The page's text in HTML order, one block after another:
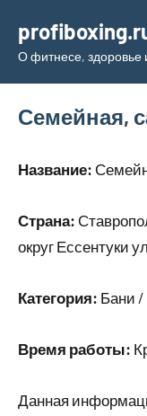
содержимому
О фитнесе, здоровье
Семейная,
Название:
Страна:
округ Ессентуки
Категория: Бани
Время работы:
Данная